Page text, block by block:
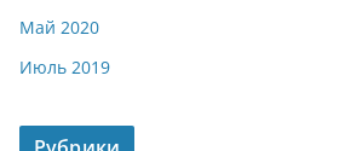
Май 2020
Июль 2019